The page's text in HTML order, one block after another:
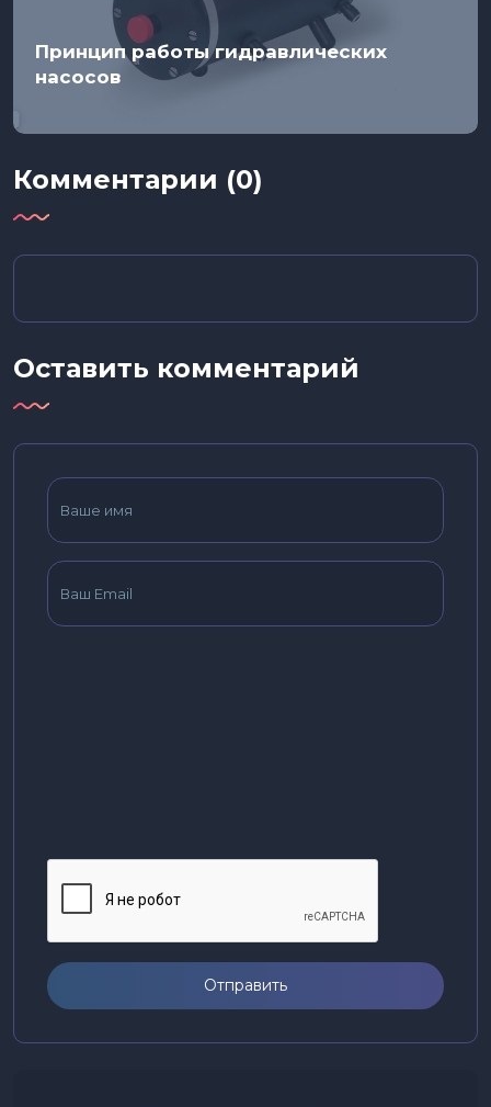
Принцип работы гидравлических
насосов
Комментарии (0)
Оставить комментарий
Отправить